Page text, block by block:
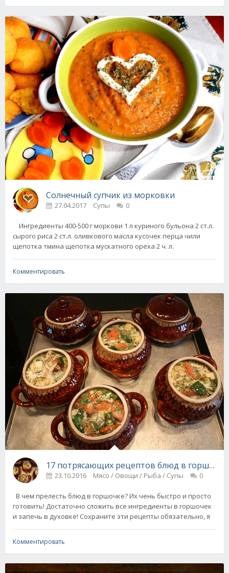
Солнечный супчик из морковки
27.04.2017 Супы 0
Ингредиенты 400-500 г моркови 1 л куриного бульона 2 ст.л.
сырого риса 2 ст.л. оливкового масла кусочек перца чили
щепотка тмина щепотка мускатного ореха 2 ч. л.
Комментировать
17 потрясающих рецептов блюд в
23.10.2016 Мясо / Овощи / Рыба / Супы 0
В чем прелесть блюд в горшочке? Их чень быстро и просто
готовить! Достаточно сложить все ингредиенты в горшочек
и запечь в духовке! Сохраните эти рецепты обязательно, я
Комментировать